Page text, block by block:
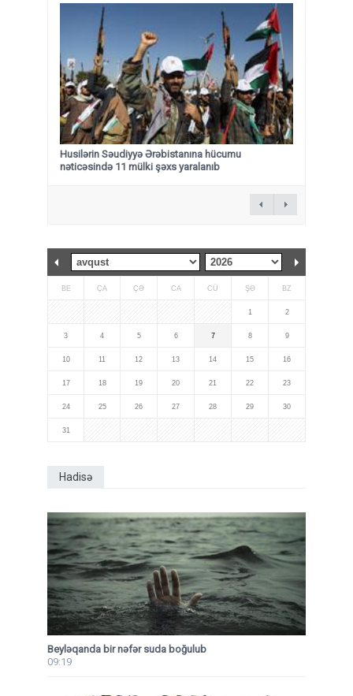
Husilərin Səudiyyə Ərəbistanına hücumu
nəticəsində 11 mülki şəxs yaralanıb
BE ÇA ÇƏ CA CÜ ŞƏ BZ
1 2
3 4 5 6 7 8 9
10 11 12 13 14 15 16
17 18 19 20 21 22 23
24 25 26 27 28 29 30
31
Hadisə
Beyləqanda bir nəfər suda boğulub
09:19